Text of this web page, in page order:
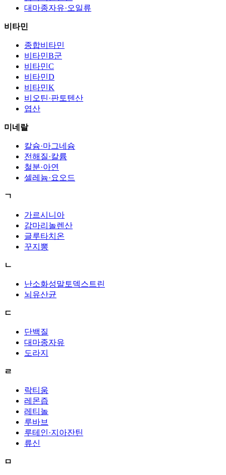
대마종자유·오일류
비타민
종합비타민
비타민B군
비타민C
비타민D
비타민K
비오틴·판토텐산
엽산
미네랄
칼슘·마그네슘
전해질·칼륨
철분·아연
셀레늄·요오드
ㄱ
가르시니아
감마리놀렌산
글루타치온
꾸지뽕
ㄴ
난소화성말토덱스트린
뇌유산균
ㄷ
단백질
대마종자유
도라지
ㄹ
락티움
레몬즙
레티놀
루바브
루테인·지아잔틴
류신
ㅁ